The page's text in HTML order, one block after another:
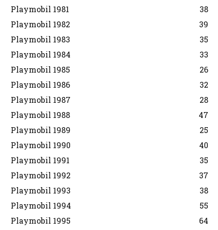
Playmobil 1981
38
Playmobil 1982
39
Playmobil 1983
35
Playmobil 1984
33
Playmobil 1985
26
Playmobil 1986
32
Playmobil 1987
28
Playmobil 1988
47
Playmobil 1989
25
Playmobil 1990
40
Playmobil 1991
35
Playmobil 1992
37
Playmobil 1993
38
Playmobil 1994
55
Playmobil 1995
64